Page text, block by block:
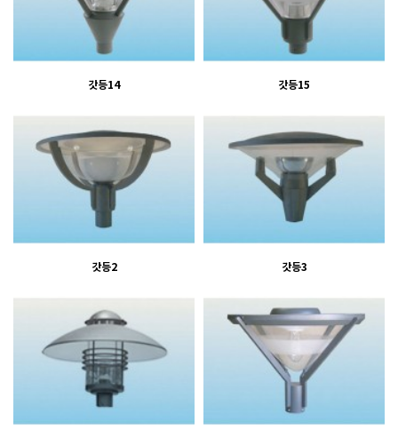
갓등14 갓등15
갓등2 갓등3